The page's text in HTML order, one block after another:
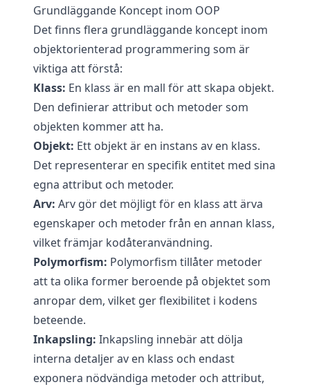
Grundläggande Koncept inom OOP
Det finns flera grundläggande koncept inom
objektorienterad programmering som är
viktiga att förstå:
Klass: En klass är en mall för att skapa objekt.
Den definierar attribut och metoder som
objekten kommer att ha.
Objekt: Ett objekt är en instans av en klass.
Det representerar en specifik entitet med sina
egna attribut och metoder.
Arv: Arv gör det möjligt för en klass att ärva
egenskaper och metoder från en annan klass,
vilket främjar kodåteranvändning.
Polymorfism: Polymorfism tillåter metoder
att ta olika former beroende på objektet som
anropar dem, vilket ger flexibilitet i kodens
beteende.
Inkapsling: Inkapsling innebär att dölja
interna detaljer av en klass och endast
exponera nödvändiga metoder och attribut,